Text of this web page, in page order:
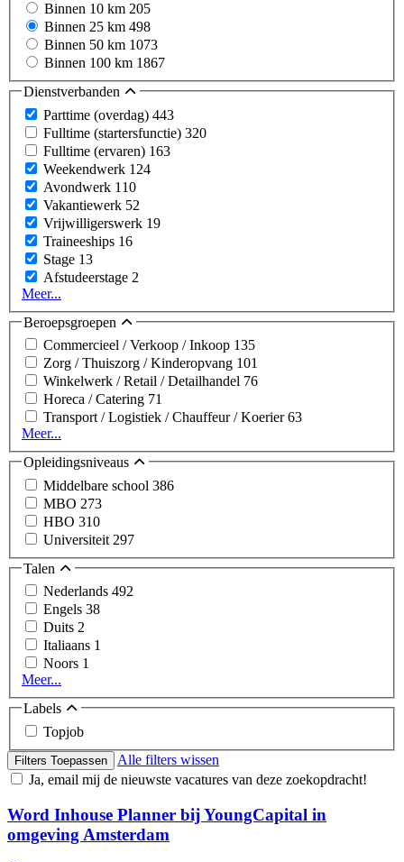
Binnen 10 km 205
Binnen 25 km 498
Binnen 50 km 1073
Binnen 100 km 1867
Dienstverbanden
Parttime (overdag) 443
Fulltime (startersfunctie) 320
Fulltime (ervaren) 163
Weekendwerk 124
Avondwerk 110
Vakantiewerk 52
Vrijwilligerswerk 19
Traineeships 16
Stage 13
Afstudeerstage 2
Meer...
Beroepsgroepen
Commercieel / Verkoop / Inkoop 135
Zorg / Thuiszorg / Kinderopvang 101
Winkelwerk / Retail / Detailhandel 76
Horeca / Catering 71
Transport / Logistiek / Chauffeur / Koerier63
Meer...
Opleidingsniveaus
Middelbare school 386
MBO 273
HBO 310
Universiteit 297
Talen
Nederlands 492
Engels 38
Duits 2
Italiaans 1
Noors 1
Meer...
Labels
Topjob
Filters Toepassen
Alle filters wissen
Ja, email mij de nieuwste vacatures van deze zoekopdracht!
Word Inhouse Planner bij YoungCapital in
omgeving Amsterdam